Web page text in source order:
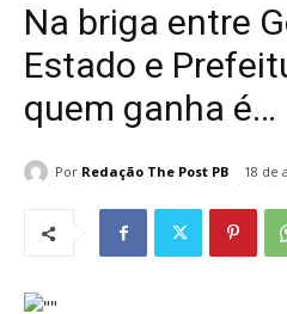
Na briga entre
Estado e
quem ganha é…
Por Redação The Post PB 18 de